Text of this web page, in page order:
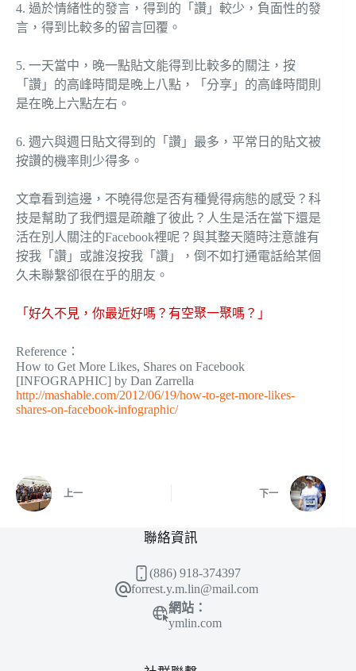
4. 過於情緒性的發言，得到的「讚」較少，負面性的發
言，得到比較多的留言回覆。
5. 一天當中，晚一點貼文能得到比較多的關注，按
「讚」的高峰時間是晚上八點，「分享」的高峰時間則
是在晚上六點左右。
6. 週六與週日貼文得到的「讚」最多，平常日的貼文被
按讚的機率則少得多。
文章看到這邊，不曉得您是否有種覺得病態的感受？科
技是幫助了我們還是疏離了彼此？人生是活在當下還是
活在別人關注的Facebook裡呢？與其整天隨時注意誰有
按我「讚」或誰沒按我「讚」，倒不如打通電話給某個
久未聯繫卻很在乎的朋友。
「好久不見，你最近好嗎？有空聚一聚嗎？」
Reference：
How to Get More Likes, Shares on Facebook
[INFOGRAPHIC] by Dan Zarrella
http://mashable.com/2012/06/19/how-to-get-more-likes-
shares-on-facebook-infographic/
上一 下一
聯絡資訊
(886) 918-374397
forrest.y.m.lin@mail.com
網站：
ymlin.com